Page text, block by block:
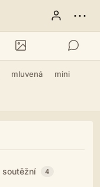
⋯
mluvená mini
soutěžní 4